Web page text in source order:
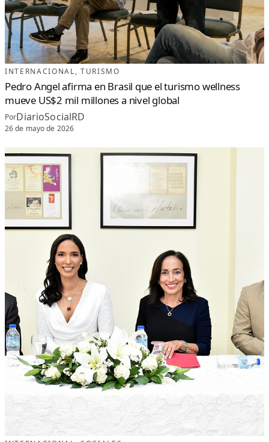
INTERNACIONAL, TURISMO
Pedro Angel afirma en Brasil que el turismo wellness
mueve US$2 mil millones a nivel global
PorDiarioSocialRD
26 de mayo de 2026